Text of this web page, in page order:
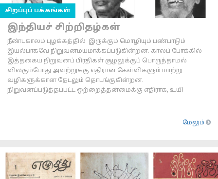
சிறப்புப் பக்கங்கள்
இந்தியச் சிற்றிதழ்கள்
நீண்டகாலம் புழக்கத்தில் இருக்கும் மொழியும் பண்பாடும்
இயல்பாகவே நிறுவனமயமாக்கப்படுகின்றன. காலப் போக்கில்
இத்தகைய நிறுவனப் பிரதிகள் சூழலுக்குப் பொருந்தாமல்
விலகும்போது அவற்றுக்கு எதிரான கேள்விகளும் மாற்று
வழிகளுக்கான தேடலும் தொடங்குகின்றன.
நிறுவனப்படுத்தப்பட்ட ஒற்றைத்தன்மைக்கு எதிராக, உயி
மேலும்